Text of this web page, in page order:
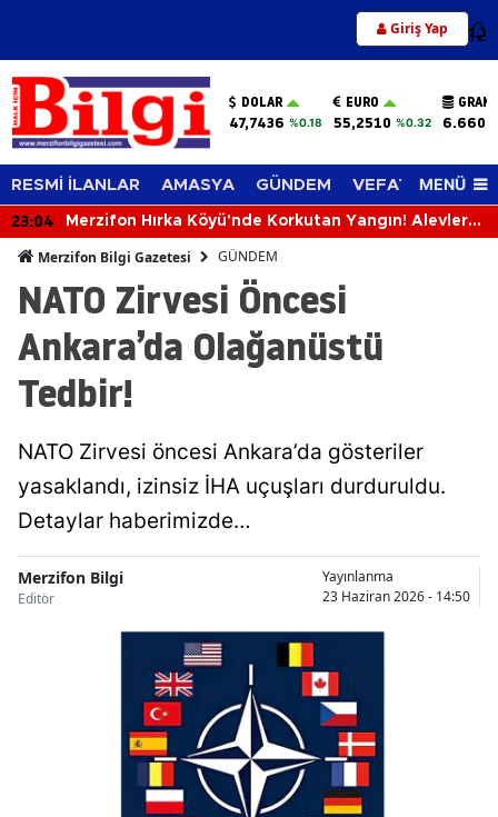
Giriş Yap 12
DOLAR
47,7436 %0.18
EURO
55,2510 %0.32
RESMİ İLANLAR AMASYA GÜNDEM VEFAT EDENLER
MENÜ
23:04
Merzifon Hırka Köyü'nde Korkutan Yangın! Alevler
Merzifon Bilgi Gazetesi GÜNDEM
NATO Zirvesi Öncesi
Ankara’da Olağanüstü
Tedbir!
NATO Zirvesi öncesi Ankara’da gösteriler
yasaklandı, izinsiz İHA uçuşları durduruldu.
Detaylar haberimizde…
Merzifon Bilgi
Editör
Yayınlanma
23 Haziran 2026 - 14:50